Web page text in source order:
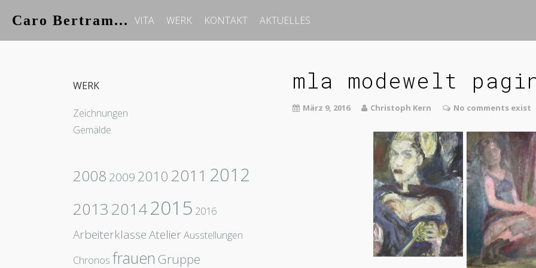
Caro Bertram... VITA WERK KONTAKT AKTUELLES
mla modewelt
März 9, 2016 Christoph Kern No comments exist
WERK
Zeichnungen
Gemälde
2008 2009 2010 2011 2012
201320142015 2016
ArbeiterklasseAtelierAusstellungen
Chronos frauen Gruppe